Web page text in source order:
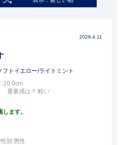
2026.4.11
フトイエロー/ライトミント
:20.0cm
重量感は？ :軽い
ます。
性別:男性